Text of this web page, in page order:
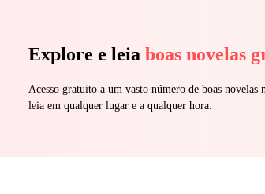
Explore e leia boas novelas
Acesso gratuito a um vasto número de boas
leia em qualquer lugar e a qualquer hora.